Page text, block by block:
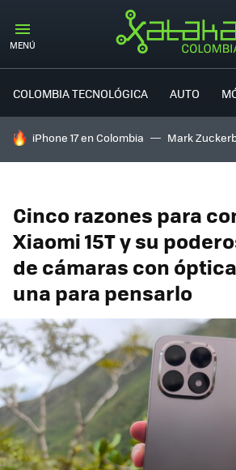
MENÚ
COLOMBIA TECNOLÓGICA AUTO
HOY SE HABLA DE
iPhone 17 en Colombia Mark
Cinco razones para
Xiaomi 15T y su
de cámaras con
una para pensarlo